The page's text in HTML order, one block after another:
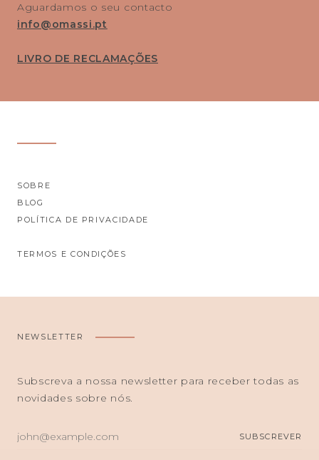
Aguardamos o seu contacto
info@omassi.pt
LIVRO DE RECLAMAÇÕES
SOBRE
BLOG
POLÍTICA DE PRIVACIDADE
TERMOS E CONDIÇÕES
NEWSLETTER
Subscreva a nossa newsletter para receber todas as
novidades sobre nós.
SEU
SUBSCREVER